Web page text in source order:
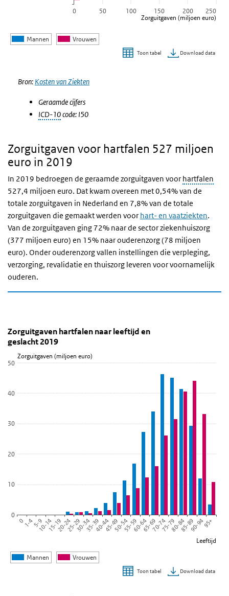
Zorguitgaven (miljoen euro)
Mannen Vrouwen
0 50 100 150 200 250
Toon tabel Download data
Bron: Kosten van Ziekten
Geraamde cijfers
ICD-10code: I50
Zorguitgaven voor hartfalen 527 miljoen
euro in 2019
In 2019 bedroegen de geraamde zorguitgaven voor hartfalen
527,4 miljoen euro. Dat kwam overeen met 0,54% van de
totale zorguitgaven in Nederland en 7,8% van de totale
zorguitgaven die gemaakt werden voor hart- en vaatziekten.
Van de zorguitgaven ging 72% naar de sector ziekenhuiszorg
(377 miljoen euro) en 15% naar ouderenzorg (78 miljoen
euro). Onder ouderenzorg vallen instellingen die verpleging,
verzorging, revalidatie en thuiszorg leveren voor voornamelijk
ouderen.
Zorguitgaven hartfalen naar leeftijd en
Sla de grafiek 'Zorguitgaven hartfalen naar leeftijd en geslacht
Zorguitgaven hartfalen naar leeftijd en geslacht
Staaf grafiek met 2 reeksen.
Bekijk als data tabel.
Zorguitgaven (miljoen euro)
Leeftijd
Zorguitgaven hartfalen naar leeftijd en
geslacht 2019
Mannen Vrouwen
0
10
20
30
40
50
01-45-910-1415-1920-2425-2930-3435-3940-4445-4950-5455-5960-6465-6970-7475-7980-8485-8990-9495+
Toon tabel Download data